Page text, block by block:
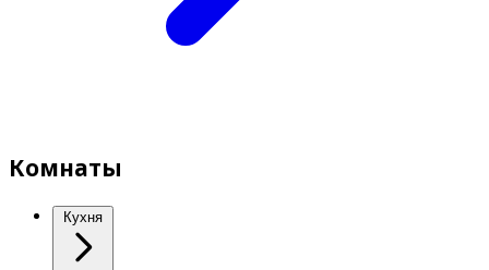
Комнаты
Кухня